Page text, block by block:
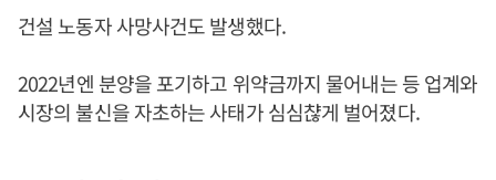
건설 노동자 사망사건도 발생했다.
2022년엔 분양을 포기하고 위약금까지 물어내는 등 업계와
시장의 불신을 자초하는 사태가 심심챦게 벌어졌다.